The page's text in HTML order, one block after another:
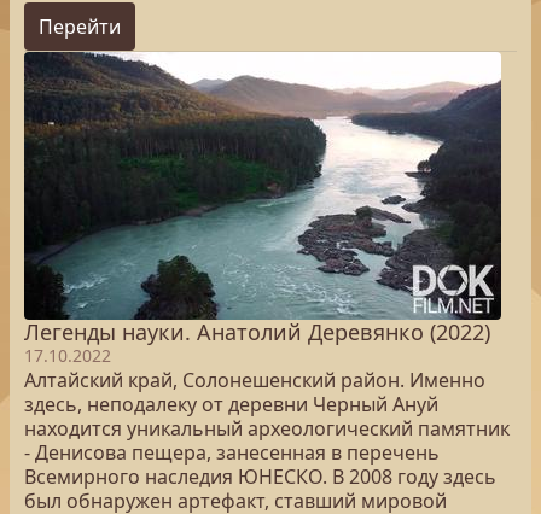
Перейти
Легенды науки. Анатолий Деревянко (2022)
17.10.2022
Алтайский край, Солонешенский район. Именно
здесь, неподалеку от деревни Черный Ануй
находится уникальный археологический памятник
- Денисова пещера, занесенная в перечень
Всемирного наследия ЮНЕСКО. В 2008 году здесь
был обнаружен артефакт, ставший мировой